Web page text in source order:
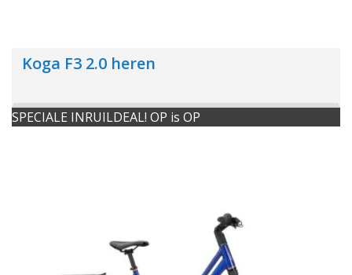
Koga F3 2.0 heren
SPECIALE INRUILDEAL! OP is OP